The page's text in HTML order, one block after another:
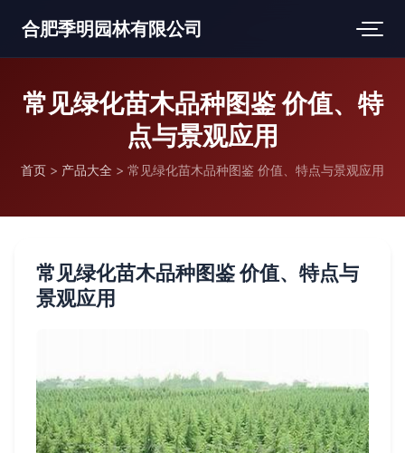
合肥季明园林有限公司
常见绿化苗木品种图鉴 价值、特
点与景观应用
首页 > 产品大全 > 常见绿化苗木品种图鉴 价值、特点与景观应用
常见绿化苗木品种图鉴 价值、特点与
景观应用